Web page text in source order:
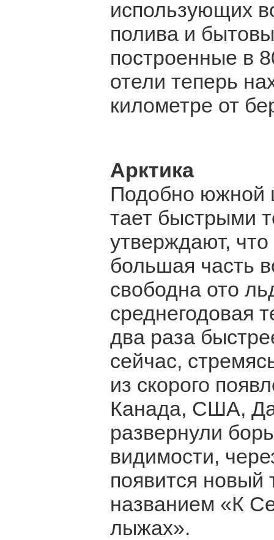
использующих
полива и
построенные в
отели теперь
километре от
Арктика
Подобно южной
тает быстрыми
утверждают,
большая часть
свободна ото
среднегодовая
два раза
сейчас,
из скорого
Канада, США,
развернули
видимости,
появится новый
названием «К
лыжах».